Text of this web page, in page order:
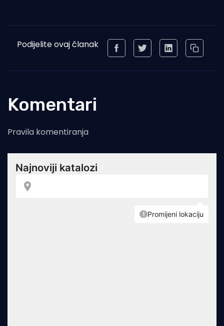
Podijelite ovaj članak
Komentari
Pravila komentiranja